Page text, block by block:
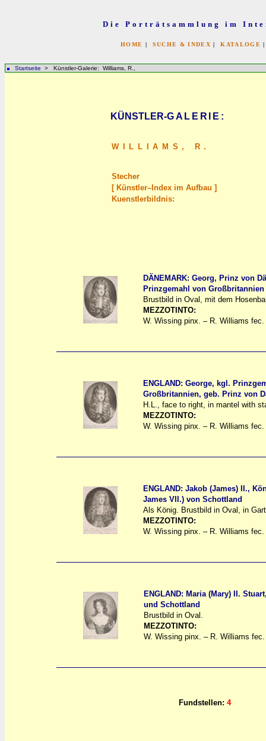
Die Porträtsammlung im
HOME | SUCHE & INDEX |KATALOGE
Startseite > Künstler-Galerie: Williams, R.,
KÜNSTLER-GALERIE :
WILLIAMS, R.
Stecher
[ Künstler–Index im Aufbau ]
Kuenstlerbildnis:
DÄNEMARK: Georg, Prinz von
Prinzgemahl von Großbritannien
Brustbild in Oval, mit dem
MEZZOTINTO:
W. Wissing pinx. – R. Williams fec.
ENGLAND: George, kgl.
Großbritannien, geb. Prinz von
H.L., face to right, in mantel with
MEZZOTINTO:
W. Wissing pinx. – R. Williams fec.
ENGLAND: Jakob (James) II.,
James VII.) von Schottland
Als König. Brustbild in Oval, in
MEZZOTINTO:
W. Wissing pinx. – R. Williams fec.
ENGLAND: Maria (Mary) II.
und Schottland
Brustbild in Oval.
MEZZOTINTO:
W. Wissing pinx. – R. Williams fec.
Fundstellen: 4